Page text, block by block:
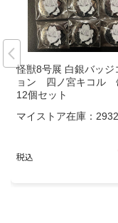
怪獣8号展 白銀バッジ
ョン 四ノ宮キコル
12個セット
マイストア在庫： 2932
税込